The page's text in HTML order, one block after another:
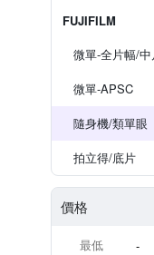
FUJIFILM
微單-全片幅/
微單-APSC
隨身機/類單眼
拍立得/底片
價格
-